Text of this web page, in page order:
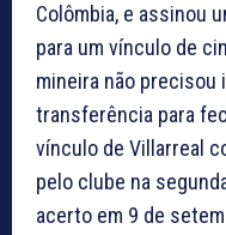
Colômbia, e assinou
para um vínculo de
mineira não precisou
transferência para
vínculo de Villarreal
pelo clube na
acerto em 9 de